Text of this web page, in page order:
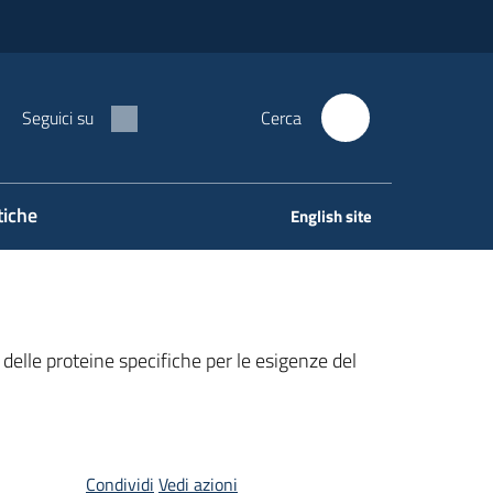
Seguici su Cerca
English site
proteine specifiche per le esigenze del
Condividi Vedi azioni